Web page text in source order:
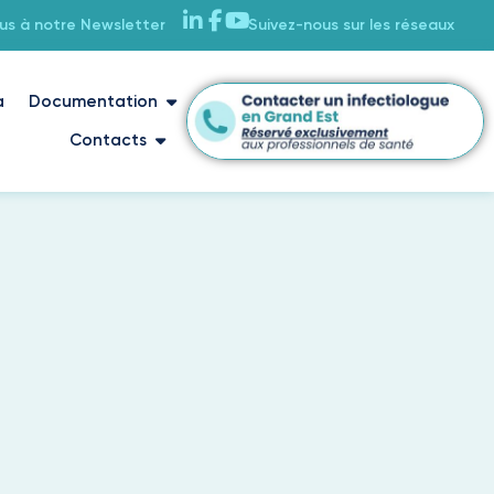
à notre Newsletter Suivez-nous sur les réseaux
Documentation
Contacts